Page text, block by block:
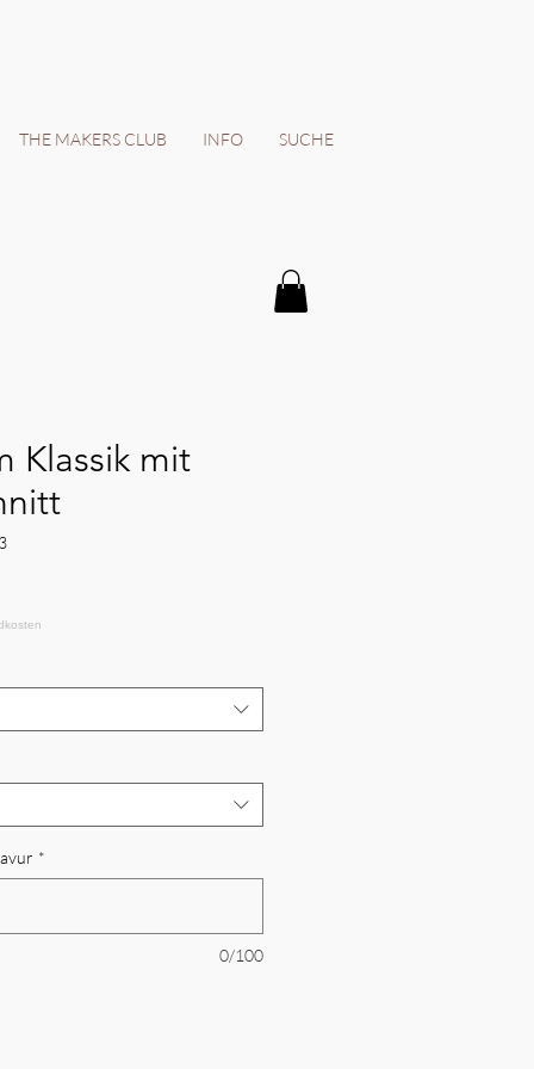
THE MAKERS CLUB INFO SUCHE
Klassik mit
*
0/100